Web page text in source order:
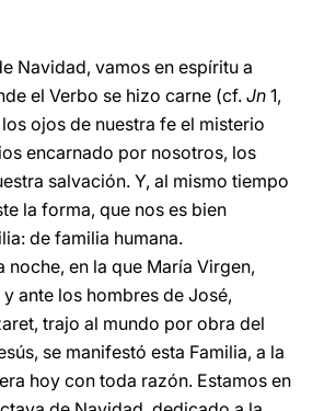
Navidad, vamos en espíritu a
el Verbo se hizo carne (cf. Jn 1,
ojos de nuestra fe el misterio
encarnado por nosotros, los
salvación. Y, al mismo tiempo
la forma, que nos es bien
de familia humana.
noche, en la que María Virgen,
ante los hombres de José,
trajo al mundo por obra del
se manifestó esta Familia, a la
hoy con toda razón. Estamos en